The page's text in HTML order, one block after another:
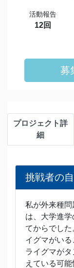
活動報告
12回
募
プロジェクト詳
細
挑戦者の
私が外来種
は、大学進
てからでし
イグマがい
ライグマが
えている可